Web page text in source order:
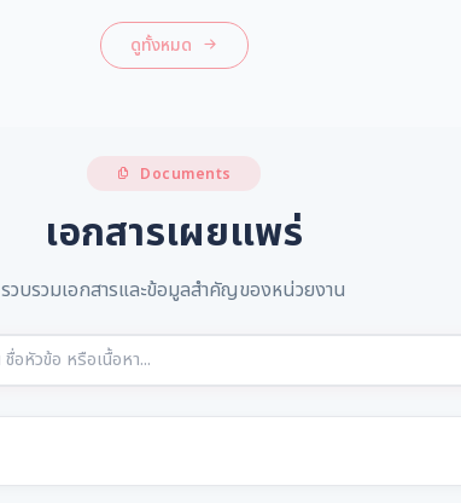
ดูทั้งหมด
Documents
เอกสารเผยแพร่
รวบรวมเอกสารและข้อมูลสำคัญของหน่วยงาน